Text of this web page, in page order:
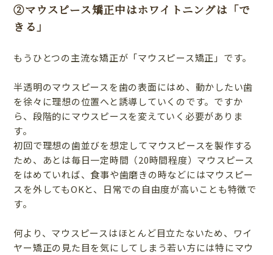
②マウスピース矯正中はホワイトニングは「で
きる」
もうひとつの主流な矯正が「マウスピース矯正」です。
半透明のマウスピースを歯の表面にはめ、動かしたい歯
を徐々に理想の位置へと誘導していくのです。ですか
ら、段階的にマウスピースを変えていく必要がありま
す。
初回で理想の歯並びを想定してマウスピースを製作する
ため、あとは毎日一定時間（20時間程度）マウスピース
をはめていれば、食事や歯磨きの時などにはマウスピー
スを外してもOKと、日常での自由度が高いことも特徴で
す。
何より、マウスピースはほとんど目立たないため、ワイ
ヤー矯正の見た目を気にしてしまう若い方には特にマウ